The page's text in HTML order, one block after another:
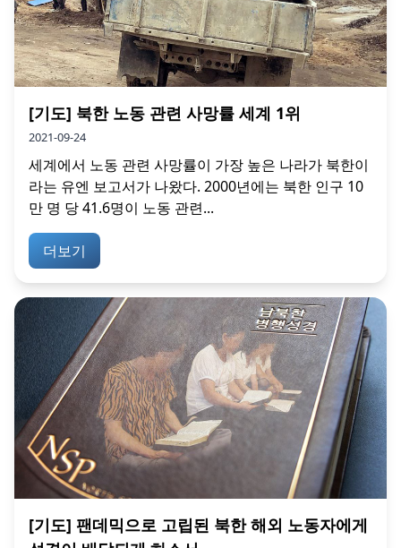
[기도] 북한 노동 관련 사망률 세계 1위
2021-09-24
세계에서 노동 관련 사망률이 가장 높은 나라가 북한이
라는 유엔 보고서가 나왔다. 2000년에는 북한 인구 10
만 명 당 41.6명이 노동 관련...
더보기
[기도] 팬데믹으로 고립된 북한 해외 노동자에게